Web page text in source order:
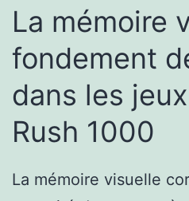
La mémoire
fondement
dans les
Rush 1000
La mémoire visuelle